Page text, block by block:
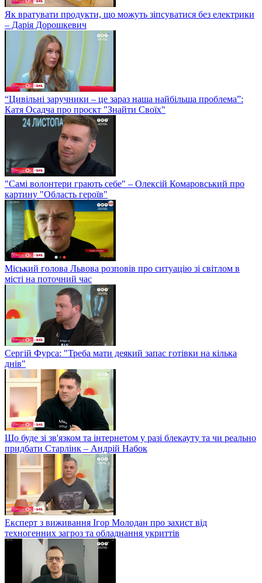
Як вратувати продукти, що можуть зіпсуватися без електрики
– Дарія Дорошкевич
“Цивільні заручники – це зараз наша найбільша проблема”:
Катя Осадча про проєкт "Знайти Своїх"
"Самі волонтери грають себе" – Олексій Комаровський про
картину "Область героїв"
Міський голова Львова розповів про ситуацію зі світлом в
місті на поточний час
Сергій Фурса: "Треба мати деякий запас готівки на кілька
днів"
Що буде зі зв'язком та інтернетом у разі блекауту та чи реально
придбати Старлінк – Андрій Набок
Експерт з виживання Ігор Молодан про захист від
техногенних загроз та обладнання укриттів